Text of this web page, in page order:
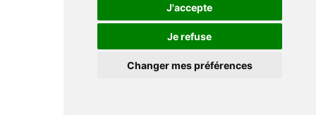
J'accepte
Je refuse
Changer mes préférences